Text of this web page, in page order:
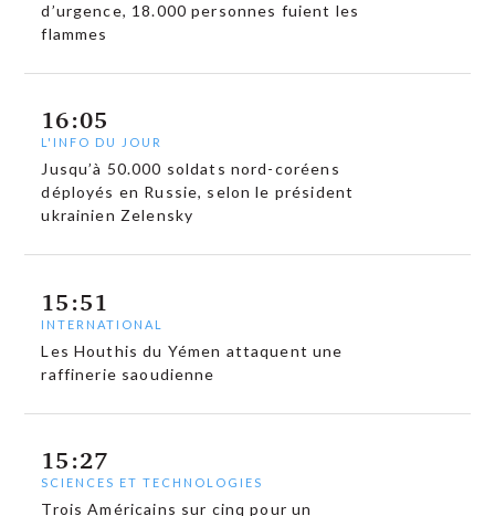
d’urgence, 18.000 personnes fuient les
flammes
16:05
L'INFO DU JOUR
Jusqu’à 50.000 soldats nord-coréens
déployés en Russie, selon le président
ukrainien Zelensky
15:51
INTERNATIONAL
Les Houthis du Yémen attaquent une
raffinerie saoudienne
15:27
SCIENCES ET TECHNOLOGIES
Trois Américains sur cinq pour un